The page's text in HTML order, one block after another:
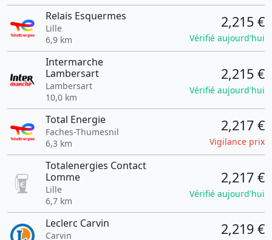
Relais Esquermes
Lille
6,9 km
2,215 €
Vérifié aujourd'hui
Intermarche
Lambersart
Lambersart
10,0 km
2,215 €
Vérifié aujourd'hui
Total Energie
Faches-Thumesnil
6,3 km
2,217 €
Vigilance prix
Totalenergies Contact
Lomme
Lille
6,7 km
2,217 €
Vérifié aujourd'hui
Leclerc Carvin
Carvin
2,219 €